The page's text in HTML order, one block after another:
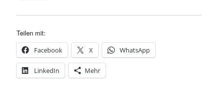
Teilen mit:
Facebook X WhatsApp
LinkedIn Mehr